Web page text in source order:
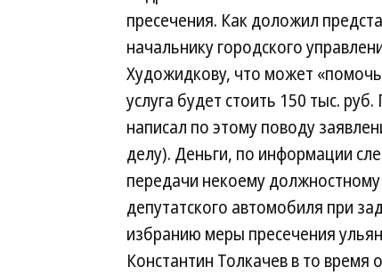
пресечения. Как доложил
начальнику городского
Художидкову, что может
услуга будет стоить 150 тыс.
написал по этому поводу
делу). Деньги, по информации
передачи некоему
депутатского автомобиля при
избранию меры пресечения
Константин Толкачев в то время